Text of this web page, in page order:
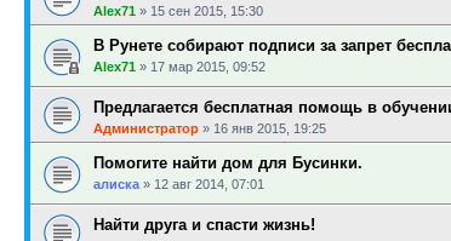
Alex71 » 15 сен 2015, 15:30
В Рунете собирают подписи за запрет
Alex71 » 17 мар 2015, 09:52
Предлагается бесплатная помощь в
Администратор » 16 янв 2015, 19:25
Помогите найти дом для Бусинки.
алиска » 12 авг 2014, 07:01
Найти друга и спасти жизнь!